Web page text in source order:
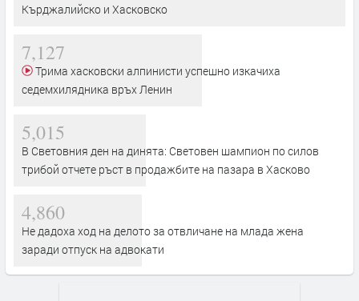
Кърджалийско и Хасковско
7,127
седемхилядника връх Ленин
5,015
В Световния ден на динята: Световен шампион по силов
трибой отчете ръст в продажбите на пазара в Хасково
4,860
Не дадоха ход на делото за отвличане на млада жена
заради отпуск на адвокати